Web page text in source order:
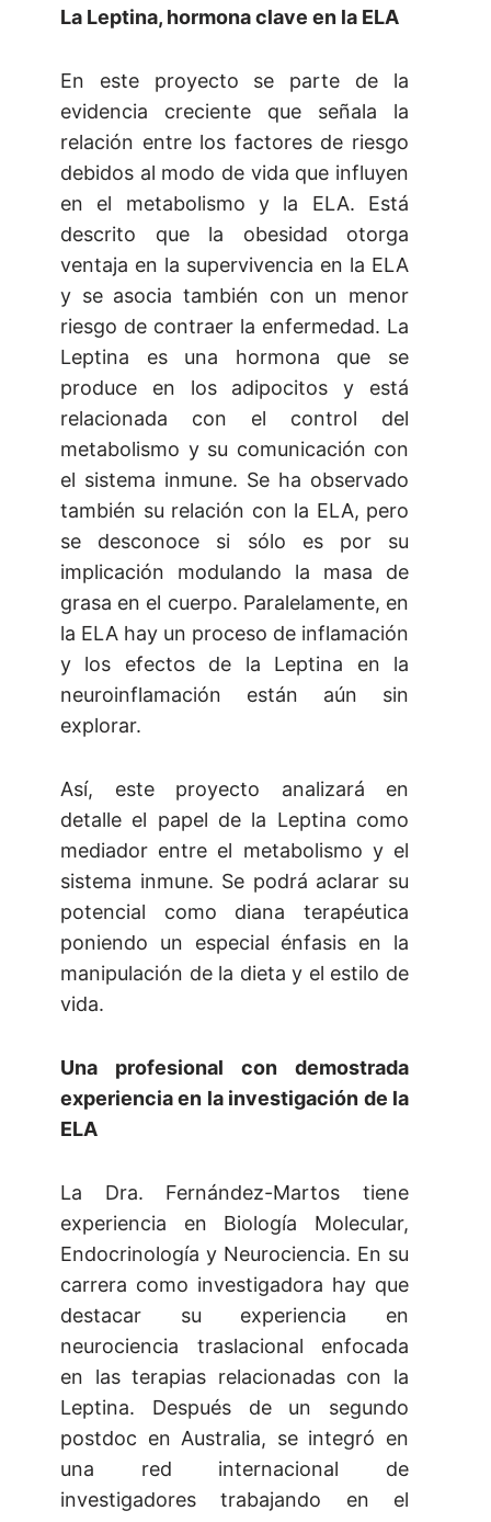
La Leptina, hormona clave en la ELA
En este proyecto se parte de la
evidencia creciente que señala la
relación entre los factores de riesgo
debidos al modo de vida que influyen
en el metabolismo y la ELA. Está
descrito que la obesidad otorga
ventaja en la supervivencia en la ELA
y se asocia también con un menor
riesgo de contraer la enfermedad. La
Leptina es una hormona que se
produce en los adipocitos y está
relacionada con el control del
metabolismo y su comunicación con
el sistema inmune. Se ha observado
también su relación con la ELA, pero
se desconoce si sólo es por su
implicación modulando la masa de
grasa en el cuerpo. Paralelamente, en
la ELA hay un proceso de inflamación
y los efectos de la Leptina en la
neuroinflamación están aún sin
explorar.
Así, este proyecto analizará en
detalle el papel de la Leptina como
mediador entre el metabolismo y el
sistema inmune. Se podrá aclarar su
potencial como diana terapéutica
poniendo un especial énfasis en la
manipulación de la dieta y el estilo de
vida.
Una profesional con demostrada
experiencia en la investigación de la
ELA
La Dra. Fernández-Martos tiene
experiencia en Biología Molecular,
Endocrinología y Neurociencia. En su
carrera como investigadora hay que
destacar su experiencia en
neurociencia traslacional enfocada
en las terapias relacionadas con la
Leptina. Después de un segundo
postdoc en Australia, se integró en
una red internacional de
investigadores trabajando en el